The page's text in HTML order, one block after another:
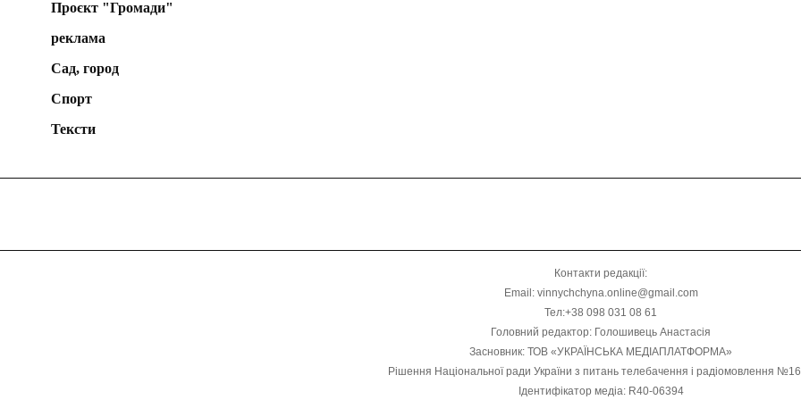
Проєкт "Громади"
реклама
Сад, город
Спорт
Тексти
Контакти редакції:
Email: vinnychchyna.online@gmail.com
Тел:+38 098 031 08 61
Головний редактор: Голошивець Анастасія
Засновник: ТОВ «УКРАЇНСЬКА МЕДІАПЛАТФОРМА»
Рішення Національної ради України з питань телебачення і радіомовлення
Ідентифікатор медіа: R40-06394